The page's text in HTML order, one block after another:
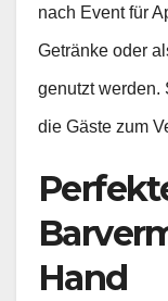
nach Event für
Getränke oder
genutzt werden.
die Gäste zum
Hand